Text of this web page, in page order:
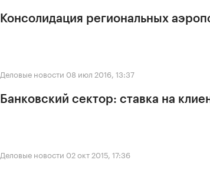
Консолидация региональных
Деловые новости 08 июл 2016, 13:37
Банковский сектор: ставка на
Деловые новости 02 окт 2015, 17:36